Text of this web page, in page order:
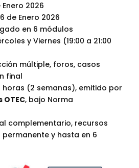
2026
de Enero 2026
en 6 módulos
y Viernes (19:00 a 21:00
múltiple, foros, casos
final
(2 semanas), emitido por
OTEC, bajo Norma
complementario, recursos
y hasta en 6